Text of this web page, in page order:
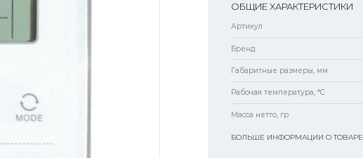
ОБЩИЕ ХАРАКТЕРИСТИКИ
Артикул
Бренд
Габаритные размеры, мм
Рабочая температура, °C
Масса нетто, гр
БОЛЬШЕ ИНФОРМАЦИИ О ТОВАРЕ